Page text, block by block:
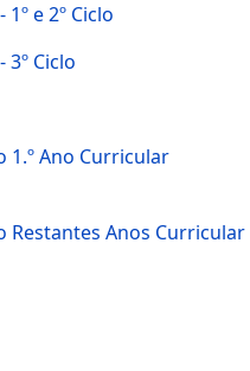
e 2º Ciclo
Ciclo
1.º Ano Curricular
Restantes Anos Curricular